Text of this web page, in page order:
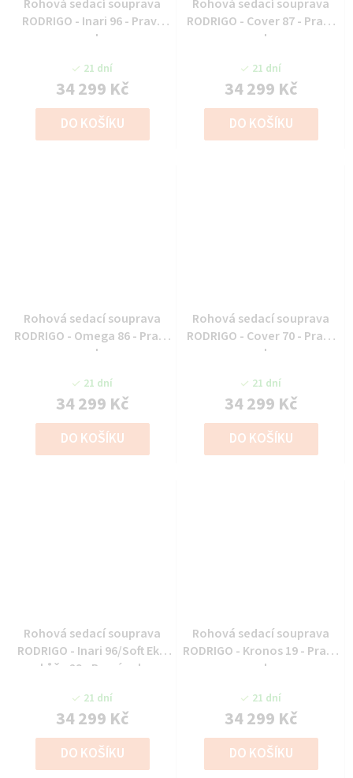
Rohová sedací souprava
RODRIGO - Inari 96 - Pravý
roh
21 dní
34 299 Kč
DO KOŠÍKU
Rohová sedací souprava
RODRIGO - Cover 87 - Pravý
roh
21 dní
34 299 Kč
DO KOŠÍKU
Rohová sedací souprava
RODRIGO - Omega 86 - Pravý
roh
21 dní
34 299 Kč
DO KOŠÍKU
Rohová sedací souprava
RODRIGO - Cover 70 - Pravý
roh
21 dní
34 299 Kč
DO KOŠÍKU
Rohová sedací souprava
RODRIGO - Inari 96/Soft Eko
kůže 29 - Pravý roh
21 dní
34 299 Kč
DO KOŠÍKU
Rohová sedací souprava
RODRIGO - Kronos 19 - Pravý
roh
21 dní
34 299 Kč
DO KOŠÍKU